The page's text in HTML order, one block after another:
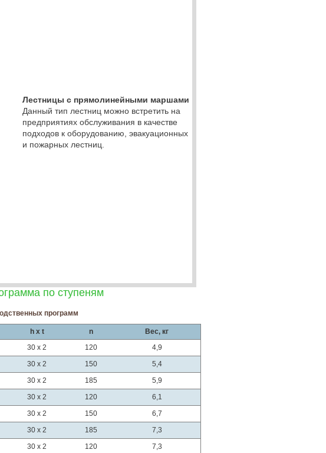
Лестницы с прямолинейными маршами
Данный тип лестниц можно встретить на
предприятиях обслуживания в качестве
подходов к оборудованию, эвакуационных
и пожарных лестниц.
по ступеням
программ
h x t n
Вес, кг
30 x 2 120
4,9
30 x 2 150
5,4
30 x 2 185
5,9
30 x 2 120
6,1
30 x 2 150
6,7
30 x 2 185
7,3
30 x 2 120
7,3